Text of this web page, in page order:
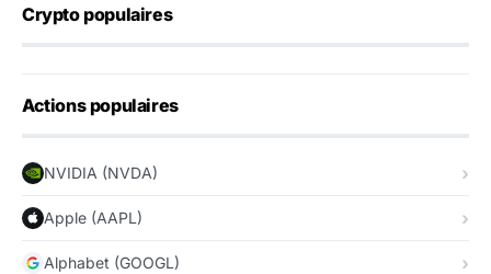
Crypto populaires
Actions populaires
NVIDIA (NVDA)
Apple (AAPL)
Alphabet (GOOGL)